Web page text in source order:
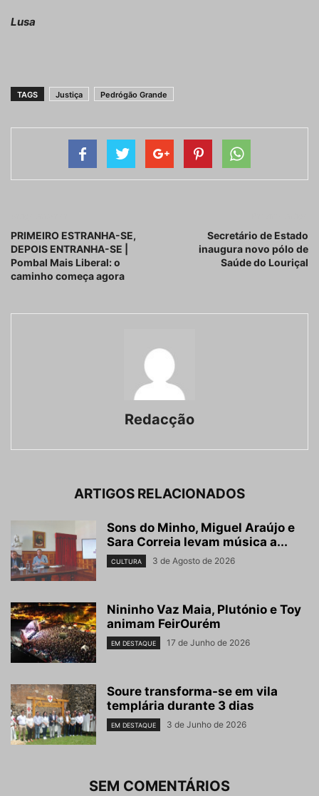
Lusa
TAGS Justiça Pedrógão Grande
PRIMEIRO ESTRANHA-SE,
DEPOIS ENTRANHA-SE |
Pombal Mais Liberal: o
caminho começa agora
Secretário de Estado
inaugura novo pólo de
Saúde do Louriçal
Redacção
ARTIGOS RELACIONADOS
Sons do Minho, Miguel Araújo e
Sara Correia levam música a...
CULTURA 3 de Agosto de 2026
Nininho Vaz Maia, Plutónio e Toy
animam FeirOurém
EM DESTAQUE 17 de Junho de 2026
Soure transforma-se em vila
templária durante 3 dias
EM DESTAQUE 3 de Junho de 2026
SEM COMENTÁRIOS